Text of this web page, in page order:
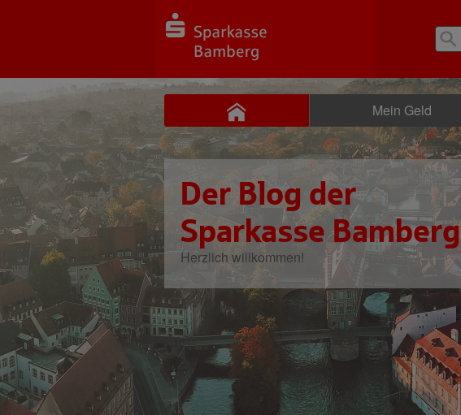
Mein Geld
Der Blog der
Sparkasse Bamberg
Herzlich willkommen!